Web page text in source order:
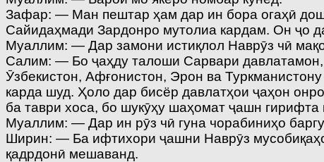
Зафар: — Ман пештар ҳам дар ин бора огаҳӣ
Сайидаҳмади Зардонро мутолиа кардам. Он ҷо
Муаллим: — Дар замони истиқлол Наврӯз чӣ
Салим: — Бо ҷаҳду талоши Сарвари
Ӯзбекистон, Афғонистон, Эрон ва
карда шуд. Ҳоло дар бисёр давлатҳои ҷаҳон
ба таври хоса, бо шукӯҳу шаҳомат ҷашн
Муаллим: — Дар ин рӯз чӣ гуна чорабиниҳо
Ширин: — Ба ифтихори ҷашни Наврӯз
қадрдонӣ мешаванд.